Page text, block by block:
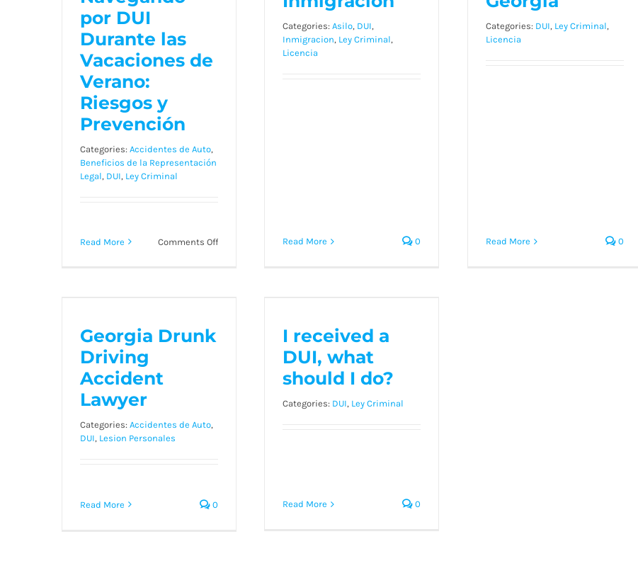
de Verano:
Riesgos y
Prevención
por DUI
Durante las
Vacaciones de
Verano:
Riesgos y
Prevención
Categories: Accidentes de Auto,
Beneficios de la Representación
Legal, DUI, Ley Criminal
Read More Comments Offon
Categories: Asilo, DUI,
Inmigracion, Ley Criminal,
Licencia
Read More 0
Categories: DUI, Ley Criminal,
Licencia
Read More 0
Accident
Lawyer
Georgia Drunk
Driving
Accident
Lawyer
Categories: Accidentes de Auto,
DUI, Lesion Personales
Read More 0
should I do?
I received a
DUI, what
should I do?
Categories: DUI, Ley Criminal
Read More 0